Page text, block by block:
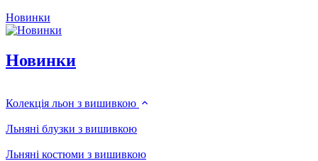
Новинки
Новинки
Колекція льон з вишивкою
Льняні блузки з вишивкою
Льняні костюми з вишивкою